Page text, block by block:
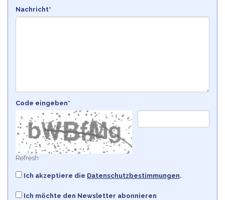
Nachricht*
Code eingeben*
Refresh
Ich akzeptiere die Datenschutzbestimmungen.
Ich möchte den Newsletter abonnieren